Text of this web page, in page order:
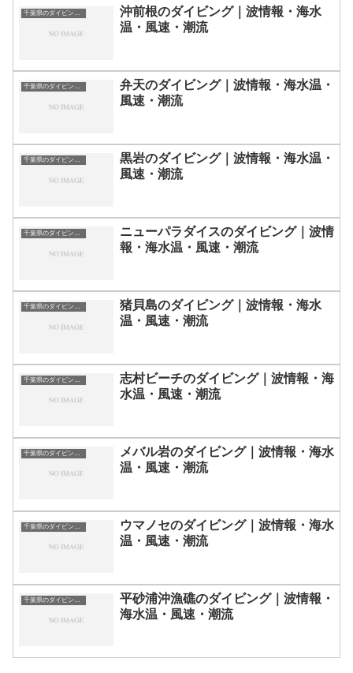
千葉県のダイビングスポット・ポイント一覧
沖前根のダイビング｜波情報・海水
温・風速・潮流
千葉県のダイビングスポット・ポイント一覧
弁天のダイビング｜波情報・海水温・
風速・潮流
千葉県のダイビングスポット・ポイント一覧
黒岩のダイビング｜波情報・海水温・
風速・潮流
千葉県のダイビングスポット・ポイント一覧
ニューパラダイスのダイビング｜波情
報・海水温・風速・潮流
千葉県のダイビングスポット・ポイント一覧
猪貝島のダイビング｜波情報・海水
温・風速・潮流
千葉県のダイビングスポット・ポイント一覧
志村ビーチのダイビング｜波情報・海
水温・風速・潮流
メバル岩のダイビング｜波情報・海水
温・風速・潮流
ウマノセのダイビング｜波情報・海水
温・風速・潮流
平砂浦沖漁礁のダイビング｜波情報・
海水温・風速・潮流